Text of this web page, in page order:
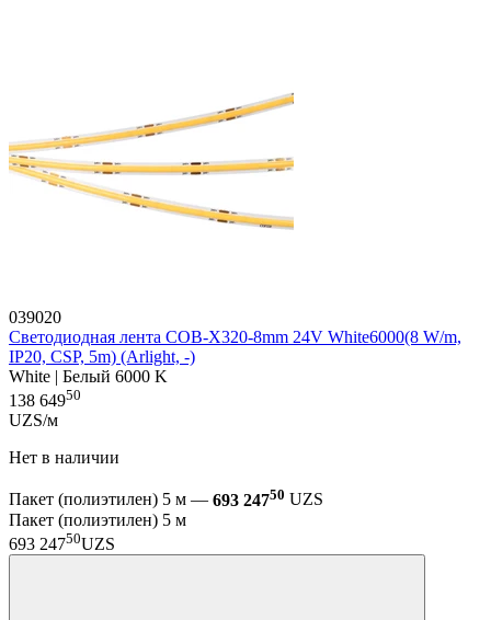
039020
Светодиодная лента COB-X320-8mm 24V White6000(8 W/m,
IP20, CSP, 5m) (Arlight, -)
White | Белый 6000 K
138 64950
UZS/м
Нет в наличии
Пакет (полиэтилен) 5 м — 693 24750 UZS
Пакет (полиэтилен) 5 м
693 24750UZS